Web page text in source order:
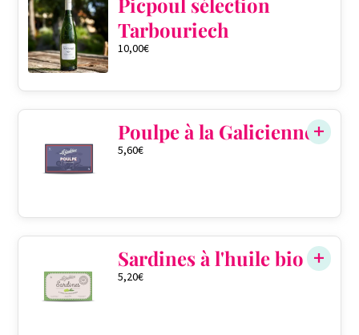
Tarbouriech
10,00€
Poulpe à la Galicienne
5,60€
Sardines à l'huile bio
5,20€